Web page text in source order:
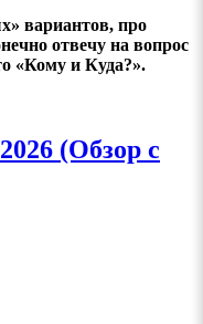
вариантов, про
отвечу на вопрос
«Кому и Куда?».
(Обзор с